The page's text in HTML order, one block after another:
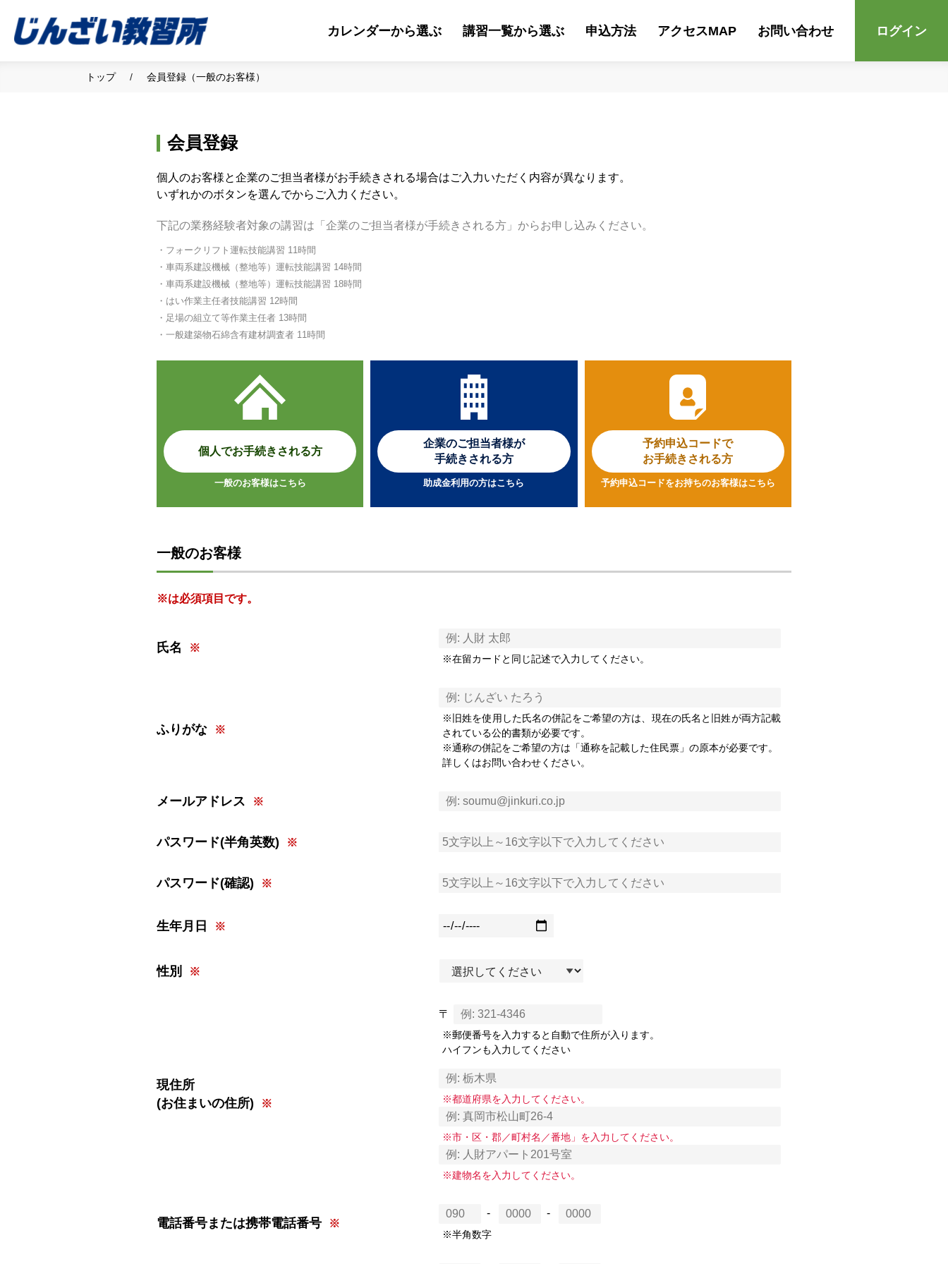
カレンダーから選ぶ 講習一覧から選ぶ 申込方法 アクセスMAP お問い合わせ ログイン
トップ 会員登録（一般のお客様）
会員登録
個人のお客様と企業のご担当者様がお手続きされる場合はご入力いただく内容が異なります。
いずれかのボタンを選んでからご入力ください。
下記の業務経験者対象の講習は「企業のご担当者様が手続きされる方」からお申し込みください。
・フォークリフト運転技能講習 11時間
・車両系建設機械（整地等）運転技能講習 14時間
・車両系建設機械（整地等）運転技能講習 18時間
・はい作業主任者技能講習 12時間
・足場の組立て等作業主任者 13時間
・一般建築物石綿含有建材調査者 11時間
個人でお手続きされる方
一般のお客様はこちら
企業のご担当者様が
手続きされる方
助成金利用の方はこちら
予約申込コードで
お手続きされる方
予約申込コードをお持ちのお客様はこちら
一般のお客様
※は必須項目です。
氏名
※在留カードと同じ記述で入力してください。
ふりがな
※旧姓を使用した氏名の併記をご希望の方は、現在の氏名と旧姓が両方記載
されている公的書類が必要です。
※通称の併記をご希望の方は「通称を記載した住民票」の原本が必要です。
詳しくはお問い合わせください。
メールアドレス
パスワード(半角英数)
パスワード(確認)
生年月日
性別
現住所
(お住まいの住所)
〒
※郵便番号を入力すると自動で住所が入ります。
ハイフンも入力してください
※都道府県を入力してください。
※市・区・郡／町村名／番地」を入力してください。
※建物名を入力してください。
電話番号または携帯電話番号
- -
※半角数字